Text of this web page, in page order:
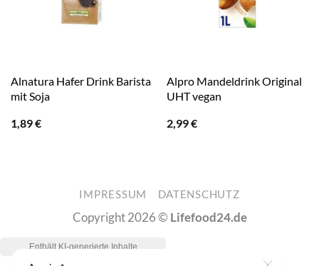
Alnatura Hafer Drink Barista
mit Soja
1,89€
Alpro Mandeldrink Original
UHT vegan
2,99€
IMPRESSUM DATENSCHUTZ
Copyright 2026 © Lifefood24.de